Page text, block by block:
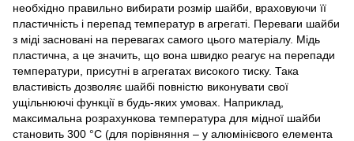
необхідно правильно вибирати розмір шайби, враховуючи її
пластичність і перепад температур в агрегаті. Переваги шайби
з міді засновані на перевагах самого цього матеріалу. Мідь
пластична, а це значить, що вона швидко реагує на перепади
температури, присутні в агрегатах високого тиску. Така
властивість дозволяє шайбі повністю виконувати свої
ущільнюючі функції в будь-яких умовах. Наприклад,
максимальна розрахункова температура для мідної шайби
становить 300 °C (для порівняння – у алюмінієвого елемента